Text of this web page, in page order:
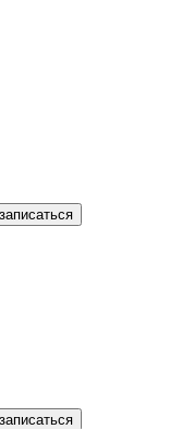
записаться
записаться